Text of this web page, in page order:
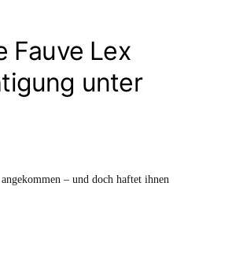
Fauve Lex
unter
– und doch haftet ihnen